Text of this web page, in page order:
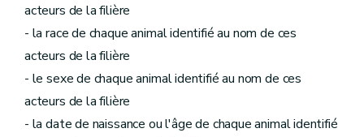
acteurs de la filière
- la race de chaque animal identifié au nom de ces
acteurs de la filière
- le sexe de chaque animal identifié au nom de ces
acteurs de la filière
- la date de naissance ou l'âge de chaque animal identifié